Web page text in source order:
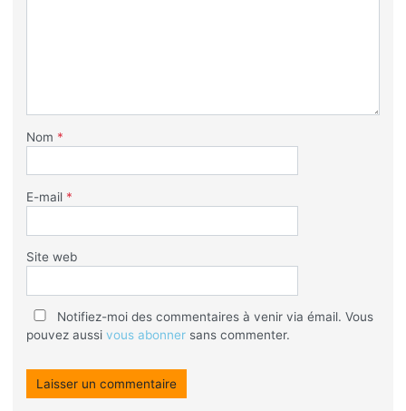
Nom *
E-mail *
Site web
Notifiez-moi des commentaires à venir via émail. Vous
pouvez aussi vous abonnersans commenter.